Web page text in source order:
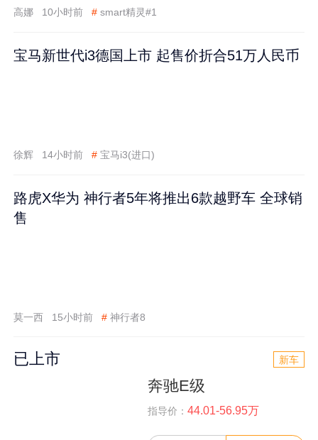
高娜 10小时前 # smart精灵#1
宝马新世代i3德国上市 起售价折合51万人民币
徐辉 14小时前 # 宝马i3(进口)
路虎X华为 神行者5年将推出6款越野车 全球销
售
莫一西 15小时前 # 神行者8
已上市 新车
奔驰E级
指导价： 44.01-56.95万